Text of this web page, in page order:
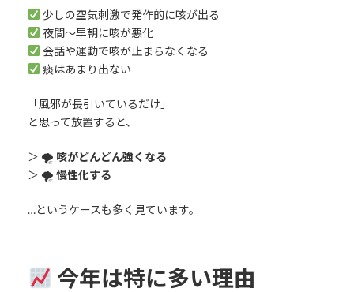
少しの空気刺激で発作的に咳が出る
夜間〜早朝に咳が悪化
会話や運動で咳が止まらなくなる
痰はあまり出ない
「風邪が長引いているだけ」
と思って放置すると、
＞ 🌪 咳がどんどん強くなる
＞ 🌪 慢性化する
…というケースも多く見ています。
今年は特に多い理由